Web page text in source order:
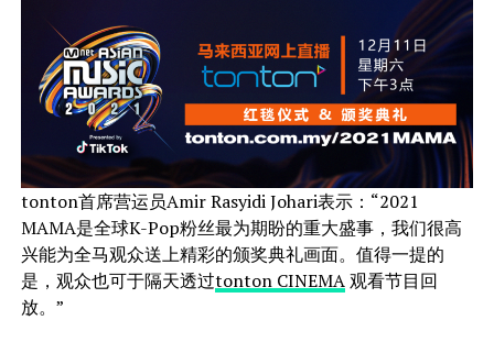
tonton首席营运员Amir Rasyidi Johari表示：“2021
MAMA是全球K-Pop粉丝最为期盼的重大盛事，我们很高
兴能为全马观众送上精彩的颁奖典礼画面。值得一提的
是，观众也可于隔天透过tonton CINEMA观看节目回
放。”